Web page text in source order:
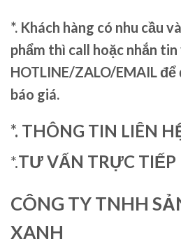
*. Khách hàng có nhu cầu
phẩm thì call hoặc nhắn tin
HOTLINE/ZALO/EMAIL
báo giá.
*. THÔNG TIN LIÊN
*.TƯ VẤN TRỰC TIẾP
CÔNG TY TNHH
XANH